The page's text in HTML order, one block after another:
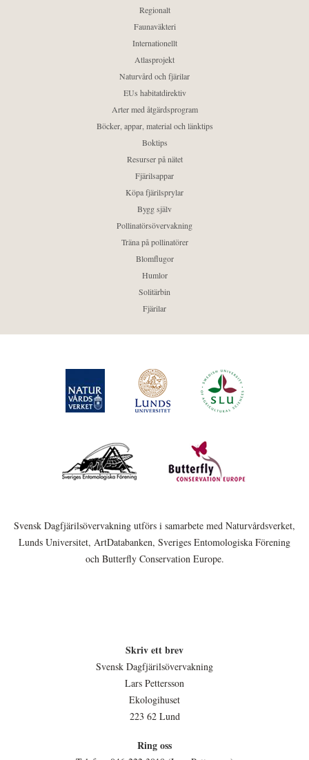
Regionalt
Faunaväkteri
Internationellt
Atlasprojekt
Naturvård och fjärilar
EUs habitatdirektiv
Arter med åtgärdsprogram
Böcker, appar, material och länktips
Boktips
Resurser på nätet
Fjärilsappar
Köpa fjärilsprylar
Bygg själv
Pollinatörsövervakning
Träna på pollinatörer
Blomflugor
Humlor
Solitärbin
Fjärilar
Svensk Dagfjärilsövervakning utförs i samarbete med Naturvårdsverket,
Lunds Universitet, ArtDatabanken, Sveriges Entomologiska Förening
och Butterfly Conservation Europe.
Skriv ett brev
Svensk Dagfjärilsövervakning
Lars Pettersson
Ekologihuset
223 62 Lund
Ring oss